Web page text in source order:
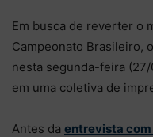
Em busca de reverter o
Campeonato Brasileiro,
nesta segunda-feira
em uma coletiva de
Antes da entrevista